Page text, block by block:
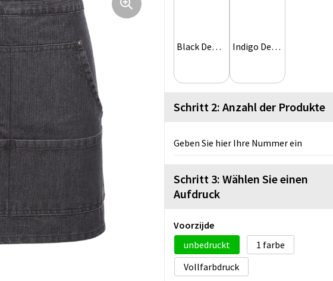
Black Denim Indigo Denim
Schritt 2: Anzahl der Produkte
Geben Sie hier Ihre Nummer ein
Schritt 3: Wählen Sie einen
Aufdruck
Voorzijde
unbedruckt
1
Vollfarbdruck